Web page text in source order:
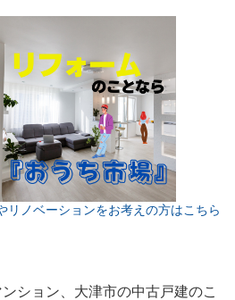
リノベーションをお考えの方はこちら
ション、大津市の中古戸建のこ